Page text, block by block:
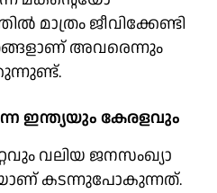
മാത്രം ജീവിക്കേണ്ടി
അവരെന്നും
ഇന്ത്യയും കേരളവും
വലിയ ജനസംഖ്യാ
കടന്നുപോകുന്നത്.